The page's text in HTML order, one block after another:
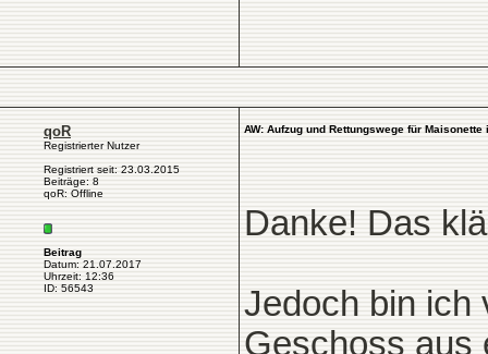
qoR
Registrierter Nutzer
Registriert seit: 23.03.2015
Beiträge: 8
qoR: Offline
Beitrag
Datum: 21.07.2017
Uhrzeit: 12:36
ID: 56543
AW: Aufzug und Rettungswege für Maisonette
Danke! Das
Jedoch bin ich
Geschoss aus